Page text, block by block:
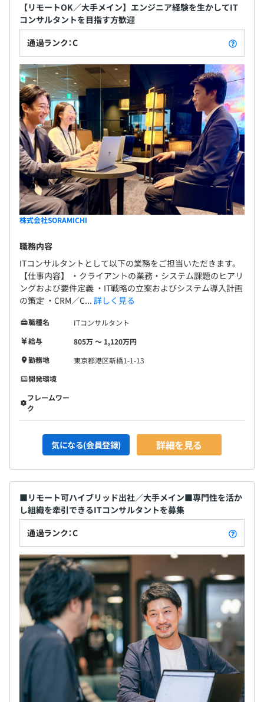
【リモートOK／大手メイン】エンジニア経験を生かしてIT
コンサルタントを目指す方歓迎
通過ランク：C
株式会社SORAMICHI
職務内容
ITコンサルタントとして以下の業務をご担当いただきます。
【仕事内容】 ・クライアントの業務・システム課題のヒアリ
ングおよび要件定義 ・IT戦略の立案およびシステム導入計画
の策定 ・CRM／C... 詳しく見る
職種名
ITコンサルタント
給与
805万 〜 1,120万円
勤務地
東京都港区新橋1-1-13
開発環境
フレームワー
ク
気になる(会員登録) 詳細を見る
■リモート可ハイブリッド出社／大手メイン■専門性を活か
し組織を牽引できるITコンサルタントを募集
通過ランク：C